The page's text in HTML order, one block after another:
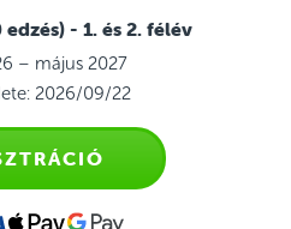
edzés) - 1. és 2. félév
– május 2027
2026/09/22